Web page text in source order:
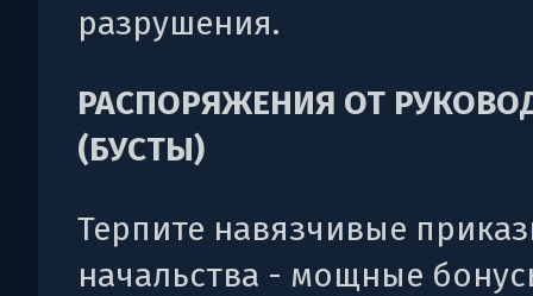
разрушения.
РАСПОРЯЖЕНИЯ ОТ
(БУСТЫ)
Терпите навязчивые
начальства - мощные